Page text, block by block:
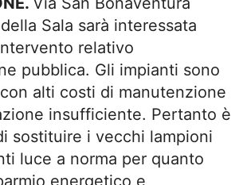
Sala sarà interessata
relativo
pubblica. Gli impianti sono
alti costi di manutenzione
insufficiente. Pertanto è
sostituire i vecchi lampioni
luce a norma per quanto
energetico e